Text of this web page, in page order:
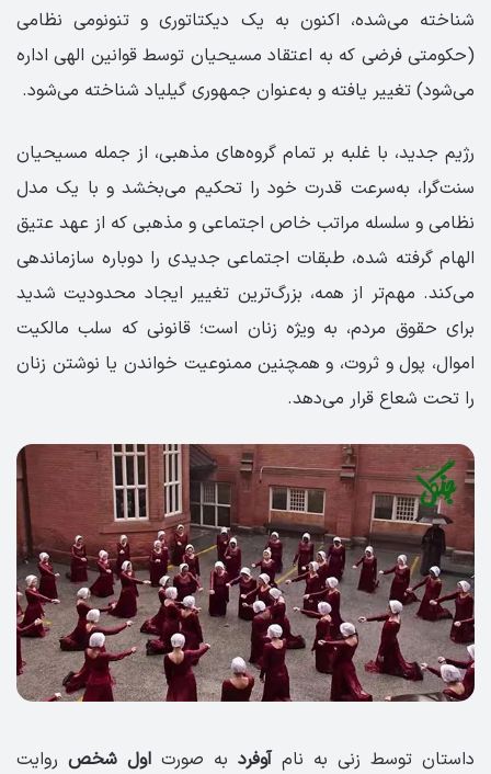
شناخته می‌شده، اکنون به یک دیکتاتوری و تنونومی نظامی
(حکومتی فرضی که به اعتقاد مسیحیان توسط قوانین الهی اداره
می‌شود) تغییر یافته و به‌عنوان جمهوری گیلیاد شناخته می‌شود.
رژیم جدید، با غلبه بر تمام گروه‌های مذهبی، از جمله مسیحیان
سنت‌گرا، به‌سرعت قدرت خود را تحکیم می‌بخشد و با یک مدل
نظامی و سلسله مراتب خاص اجتماعی و مذهبی که از عهد عتیق
الهام گرفته شده، طبقات اجتماعی جدیدی را دوباره سازماندهی
می‌کند. مهم‌تر از همه، بزرگ‌ترین تغییر ایجاد محدودیت شدید
برای حقوق مردم، به ویژه زنان است؛ قانونی که سلب مالکیت
اموال، پول و ثروت، و همچنین ممنوعیت خواندن یا نوشتن زنان
را تحت شعاع قرار می‌دهد.
داستان توسط زنی به نامآوفرد به صورت اول شخص روایت